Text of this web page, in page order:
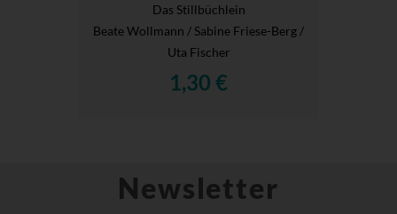
Das Stillbüchlein
Beate Wollmann / Sabine Friese-Berg /
Uta Fischer
1,30 €
Newsletter